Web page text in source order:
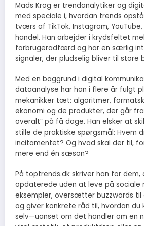
Mads Krog er trendanalytiker og
med speciale i, hvordan trends
tværs af TikTok, Instagram,
handel. Han arbejder i krydsfeltet
forbrugeradfærd og har en særlig
signaler, der pludselig bliver til store
Med en baggrund i digital
dataanalyse har han i flere år fulgt
mekanikker tæt: algoritmer,
økonomi og de produkter, der går
overalt” på få dage. Han elsker at
stille de praktiske spørgsmål: Hvem
incitamentet? Og hvad skal der til,
mere end én sæson?
På toptrends.dk skriver han for
opdaterede uden at leve på sociale
eksempler, oversætter buzzwords til
og giver konkrete råd til, hvordan
selv—uanset om det handler om en